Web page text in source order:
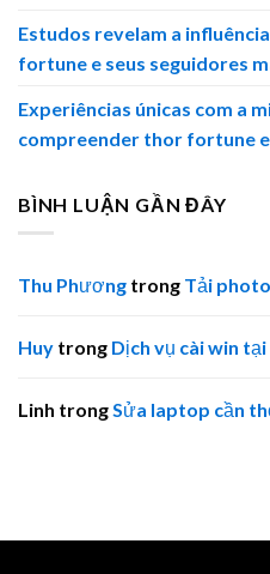
Estudos revelam a
fortune e seus seguidores
Experiências únicas com a
compreender thor fortune e
BÌNH LUẬN GẦN ĐÂY
Thu Phương trong Tải
Huy trong Dịch vụ cài win
Linh trongSửa laptop cần